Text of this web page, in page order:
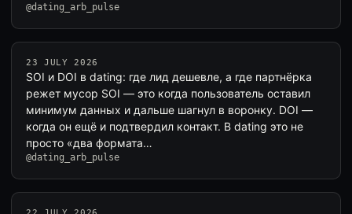
@dating_arb_pulse
23 JULY 2026
SOI и DOI в dating: где лид дешевле, а где партнёрка
режет мусор SOI — это когда пользователь оставил
минимум данных и дальше шагнул в воронку. DOI —
когда он ещё и подтвердил контакт. В dating это не
просто «два формата…
@dating_arb_pulse